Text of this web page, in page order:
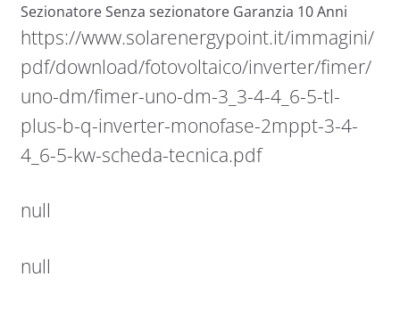
Sezionatore Senza sezionatore Garanzia 10 Anni
https://www.solarenergypoint.it/immagini/
pdf/download/fotovoltaico/inverter/fimer/
uno-dm/fimer-uno-dm-3_3-4-4_6-5-tl-
plus-b-q-inverter-monofase-2mppt-3-4-
4_6-5-kw-scheda-tecnica.pdf
null
null